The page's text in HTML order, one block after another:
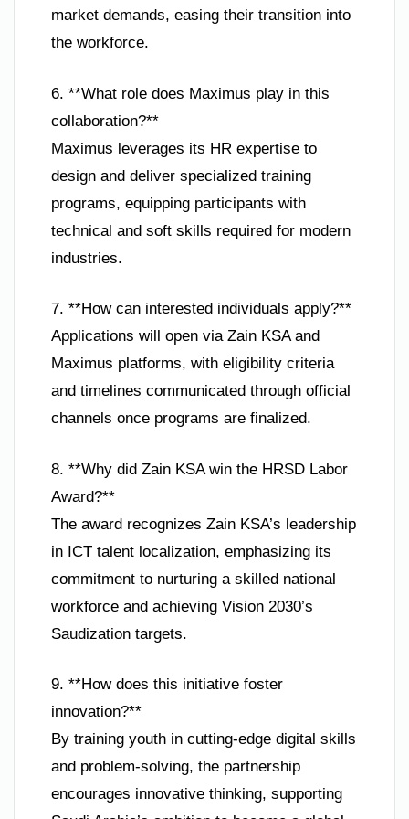
market demands, easing their transition into
the workforce.
6. **What role does Maximus play in this
collaboration?**
Maximus leverages its HR expertise to
design and deliver specialized training
programs, equipping participants with
technical and soft skills required for modern
industries.
7. **How can interested individuals apply?**
Applications will open via Zain KSA and
Maximus platforms, with eligibility criteria
and timelines communicated through official
channels once programs are finalized.
8. **Why did Zain KSA win the HRSD Labor
Award?**
The award recognizes Zain KSA’s leadership
in ICT talent localization, emphasizing its
commitment to nurturing a skilled national
workforce and achieving Vision 2030’s
Saudization targets.
9. **How does this initiative foster
innovation?**
By training youth in cutting-edge digital skills
and problem-solving, the partnership
encourages innovative thinking, supporting